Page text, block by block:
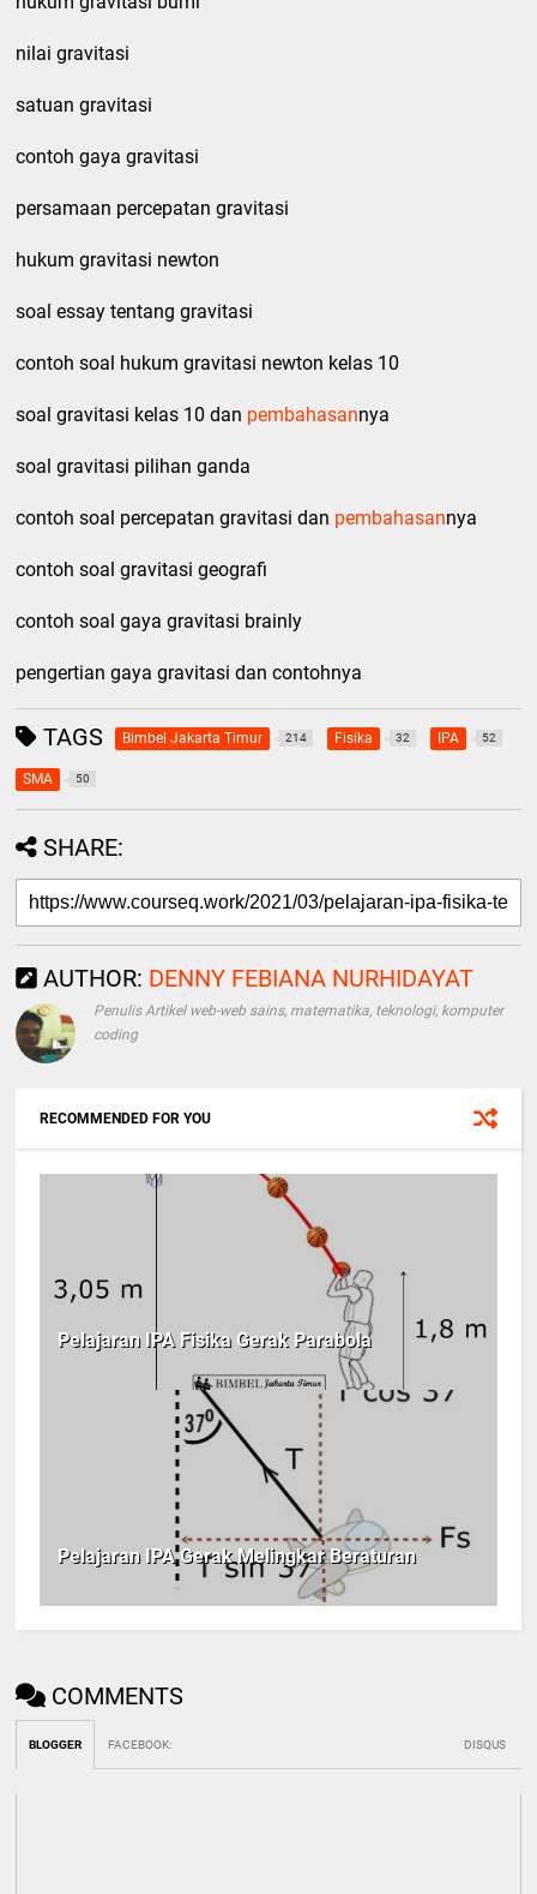
nilai gravitasi
satuan gravitasi
contoh gaya gravitasi
persamaan percepatan gravitasi
hukum gravitasi newton
soal essay tentang gravitasi
contoh soal hukum gravitasi newton kelas 10
soal gravitasi kelas 10 dan pembahasannya
soal gravitasi pilihan ganda
contoh soal percepatan gravitasi dan pembahasannya
contoh soal gravitasi geografi
contoh soal gaya gravitasi brainly
pengertian gaya gravitasi dan contohnya
TAGS Bimbel Jakarta Timur 214 Fisika 32 IPA 52
SMA 50
SHARE:
AUTHOR: DENNY FEBIANA NURHIDAYAT
Penulis Artikel web-web sains, matematika, teknologi, komputer
coding
RECOMMENDED FOR YOU
Pelajaran IPA Fisika Gerak Parabola
Pelajaran IPA Gerak Melingkar Beraturan
COMMENTS
BLOGGER FACEBOOK: DISQUS